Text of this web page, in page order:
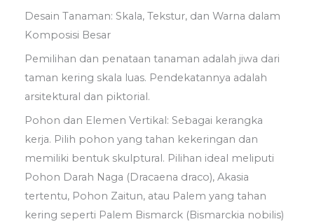
Desain Tanaman: Skala, Tekstur, dan Warna dalam
Komposisi Besar
Pemilihan dan penataan tanaman adalah jiwa dari
taman kering skala luas. Pendekatannya adalah
arsitektural dan piktorial.
Pohon dan Elemen Vertikal: Sebagai kerangka
kerja. Pilih pohon yang tahan kekeringan dan
memiliki bentuk skulptural. Pilihan ideal meliputi
Pohon Darah Naga (Dracaena draco), Akasia
tertentu, Pohon Zaitun, atau Palem yang tahan
kering seperti Palem Bismarck (Bismarckia nobilis)